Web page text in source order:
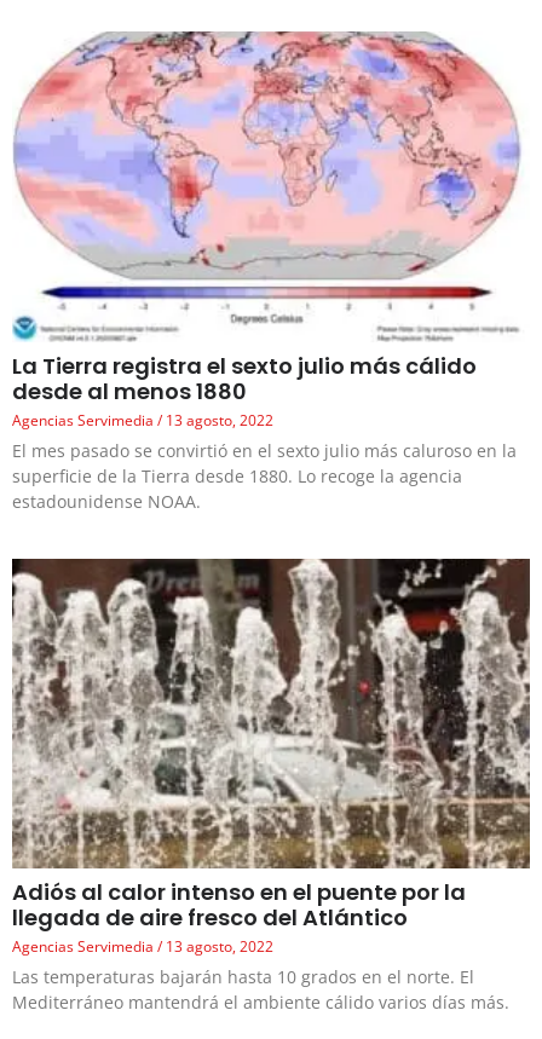
La Tierra registra el sexto julio más cálido
desde al menos 1880
Agencias Servimedia 13 agosto, 2022
El mes pasado se convirtió en el sexto julio más caluroso en la
superficie de la Tierra desde 1880. Lo recoge la agencia
estadounidense NOAA.
Adiós al calor intenso en el puente por la
llegada de aire fresco del Atlántico
Agencias Servimedia 13 agosto, 2022
Las temperaturas bajarán hasta 10 grados en el norte. El
Mediterráneo mantendrá el ambiente cálido varios días más.